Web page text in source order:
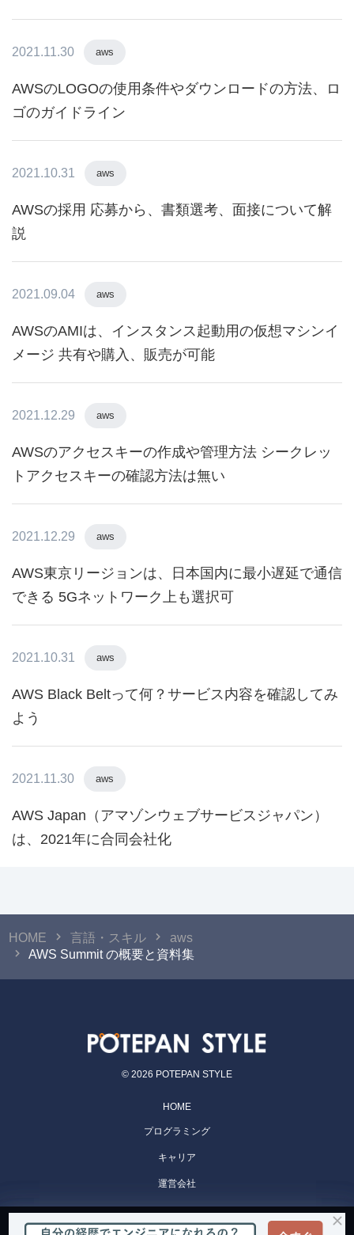
2021.11.30 aws
AWSのLOGOの使用条件やダウンロードの方法、ロ
ゴのガイドライン
2021.10.31 aws
AWSの採用 応募から、書類選考、面接について解
説
2021.09.04 aws
AWSのAMIは、インスタンス起動用の仮想マシンイ
メージ 共有や購入、販売が可能
2021.12.29 aws
AWSのアクセスキーの作成や管理方法 シークレッ
トアクセスキーの確認方法は無い
2021.12.29 aws
AWS東京リージョンは、日本国内に最小遅延で通信
できる 5Gネットワーク上も選択可
2021.10.31 aws
AWS Black Beltって何？サービス内容を確認してみ
よう
2021.11.30 aws
AWS Japan（アマゾンウェブサービスジャパン）
は、2021年に合同会社化
HOME 言語・スキル
aws
AWS Summit の概要と資料集
© 2026 POTEPAN STYLE
HOME
プログラミング
キャリア
運営会社
POTEPAN CAMP